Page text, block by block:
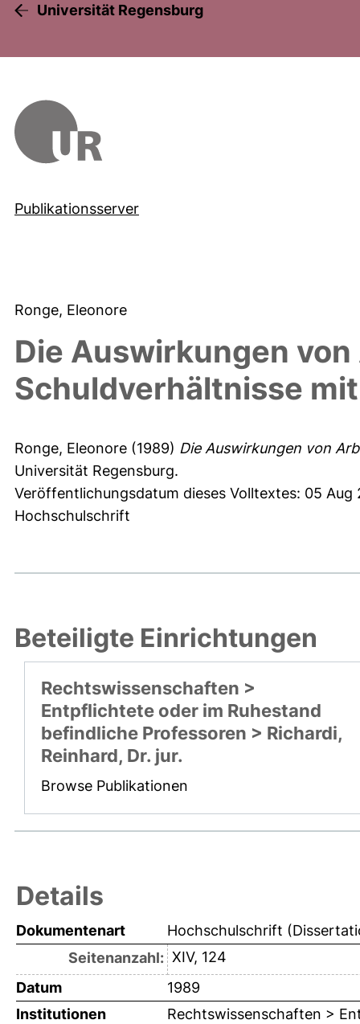
Universität Regensburg
Publikationsserver
Ronge, Eleonore
Die Auswirkungen
Schuldverhältnisse
Ronge, Eleonore (1989) Die Auswirkungen von
Universität Regensburg.
Veröffentlichungsdatum dieses Volltextes: 05 Aug
Hochschulschrift
Beteiligte Einrichtungen
Rechtswissenschaften >
Entpflichtete oder im Ruhestand
befindliche Professoren > Richardi,
Reinhard, Dr. jur.
Browse Publikationen
Details
Dokumentenart
Hochschulschrift
Seitenanzahl: XIV, 124
Datum
1989
Institutionen
Rechtswissenschaften >